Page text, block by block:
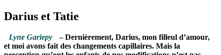
Darius et Tatie
Lyne Gariepy
– Dernièrement, Darius, mon filleul d’amour,
et moi avons fait des changements capillaires. Mais la